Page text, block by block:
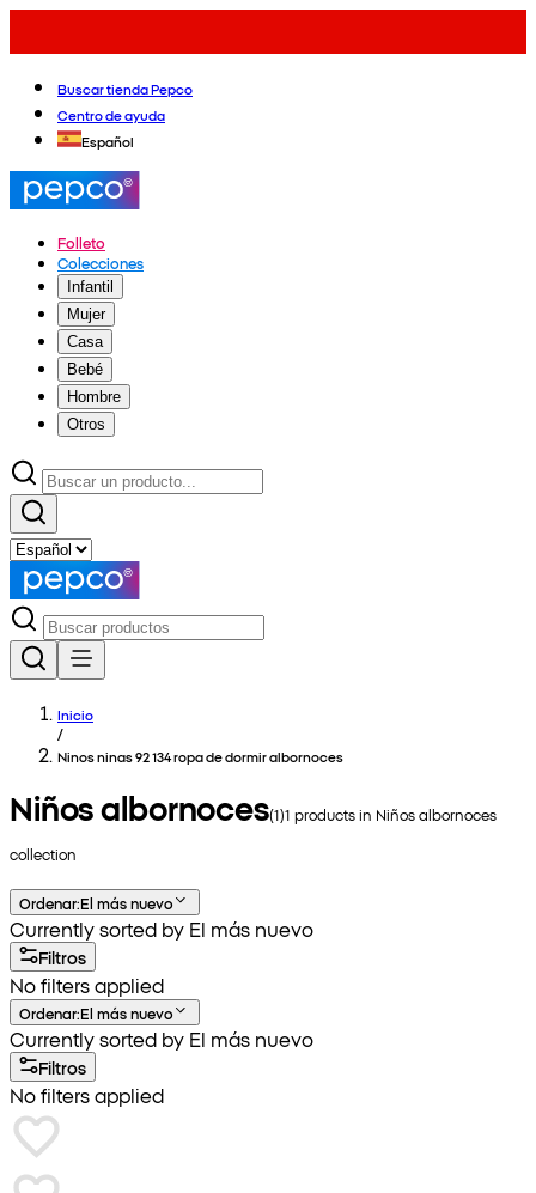
Buscar tienda Pepco
Centro de ayuda
Español
Folleto
Colecciones
Infantil
Mujer
Casa
Bebé
Hombre
Otros
Inicio
/
Ninos ninas 92 134 ropa de dormir albornoces
Niños albornoces(1)1 products in Niños albornoces
collection
Ordenar:El más nuevo
Currently sorted by El más nuevo
Filtros
No filters applied
Ordenar:El más nuevo
Currently sorted by El más nuevo
Filtros
No filters applied